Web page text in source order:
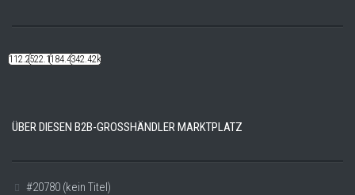
112.22k522.14k184.48k342.42k
ÜBER DIESEN B2B-GROSSHÄNDLER MARKTPLATZ
#20780 (kein Titel)